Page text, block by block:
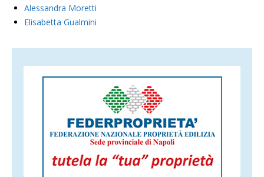
Alessandra Moretti
Elisabetta Gualmini